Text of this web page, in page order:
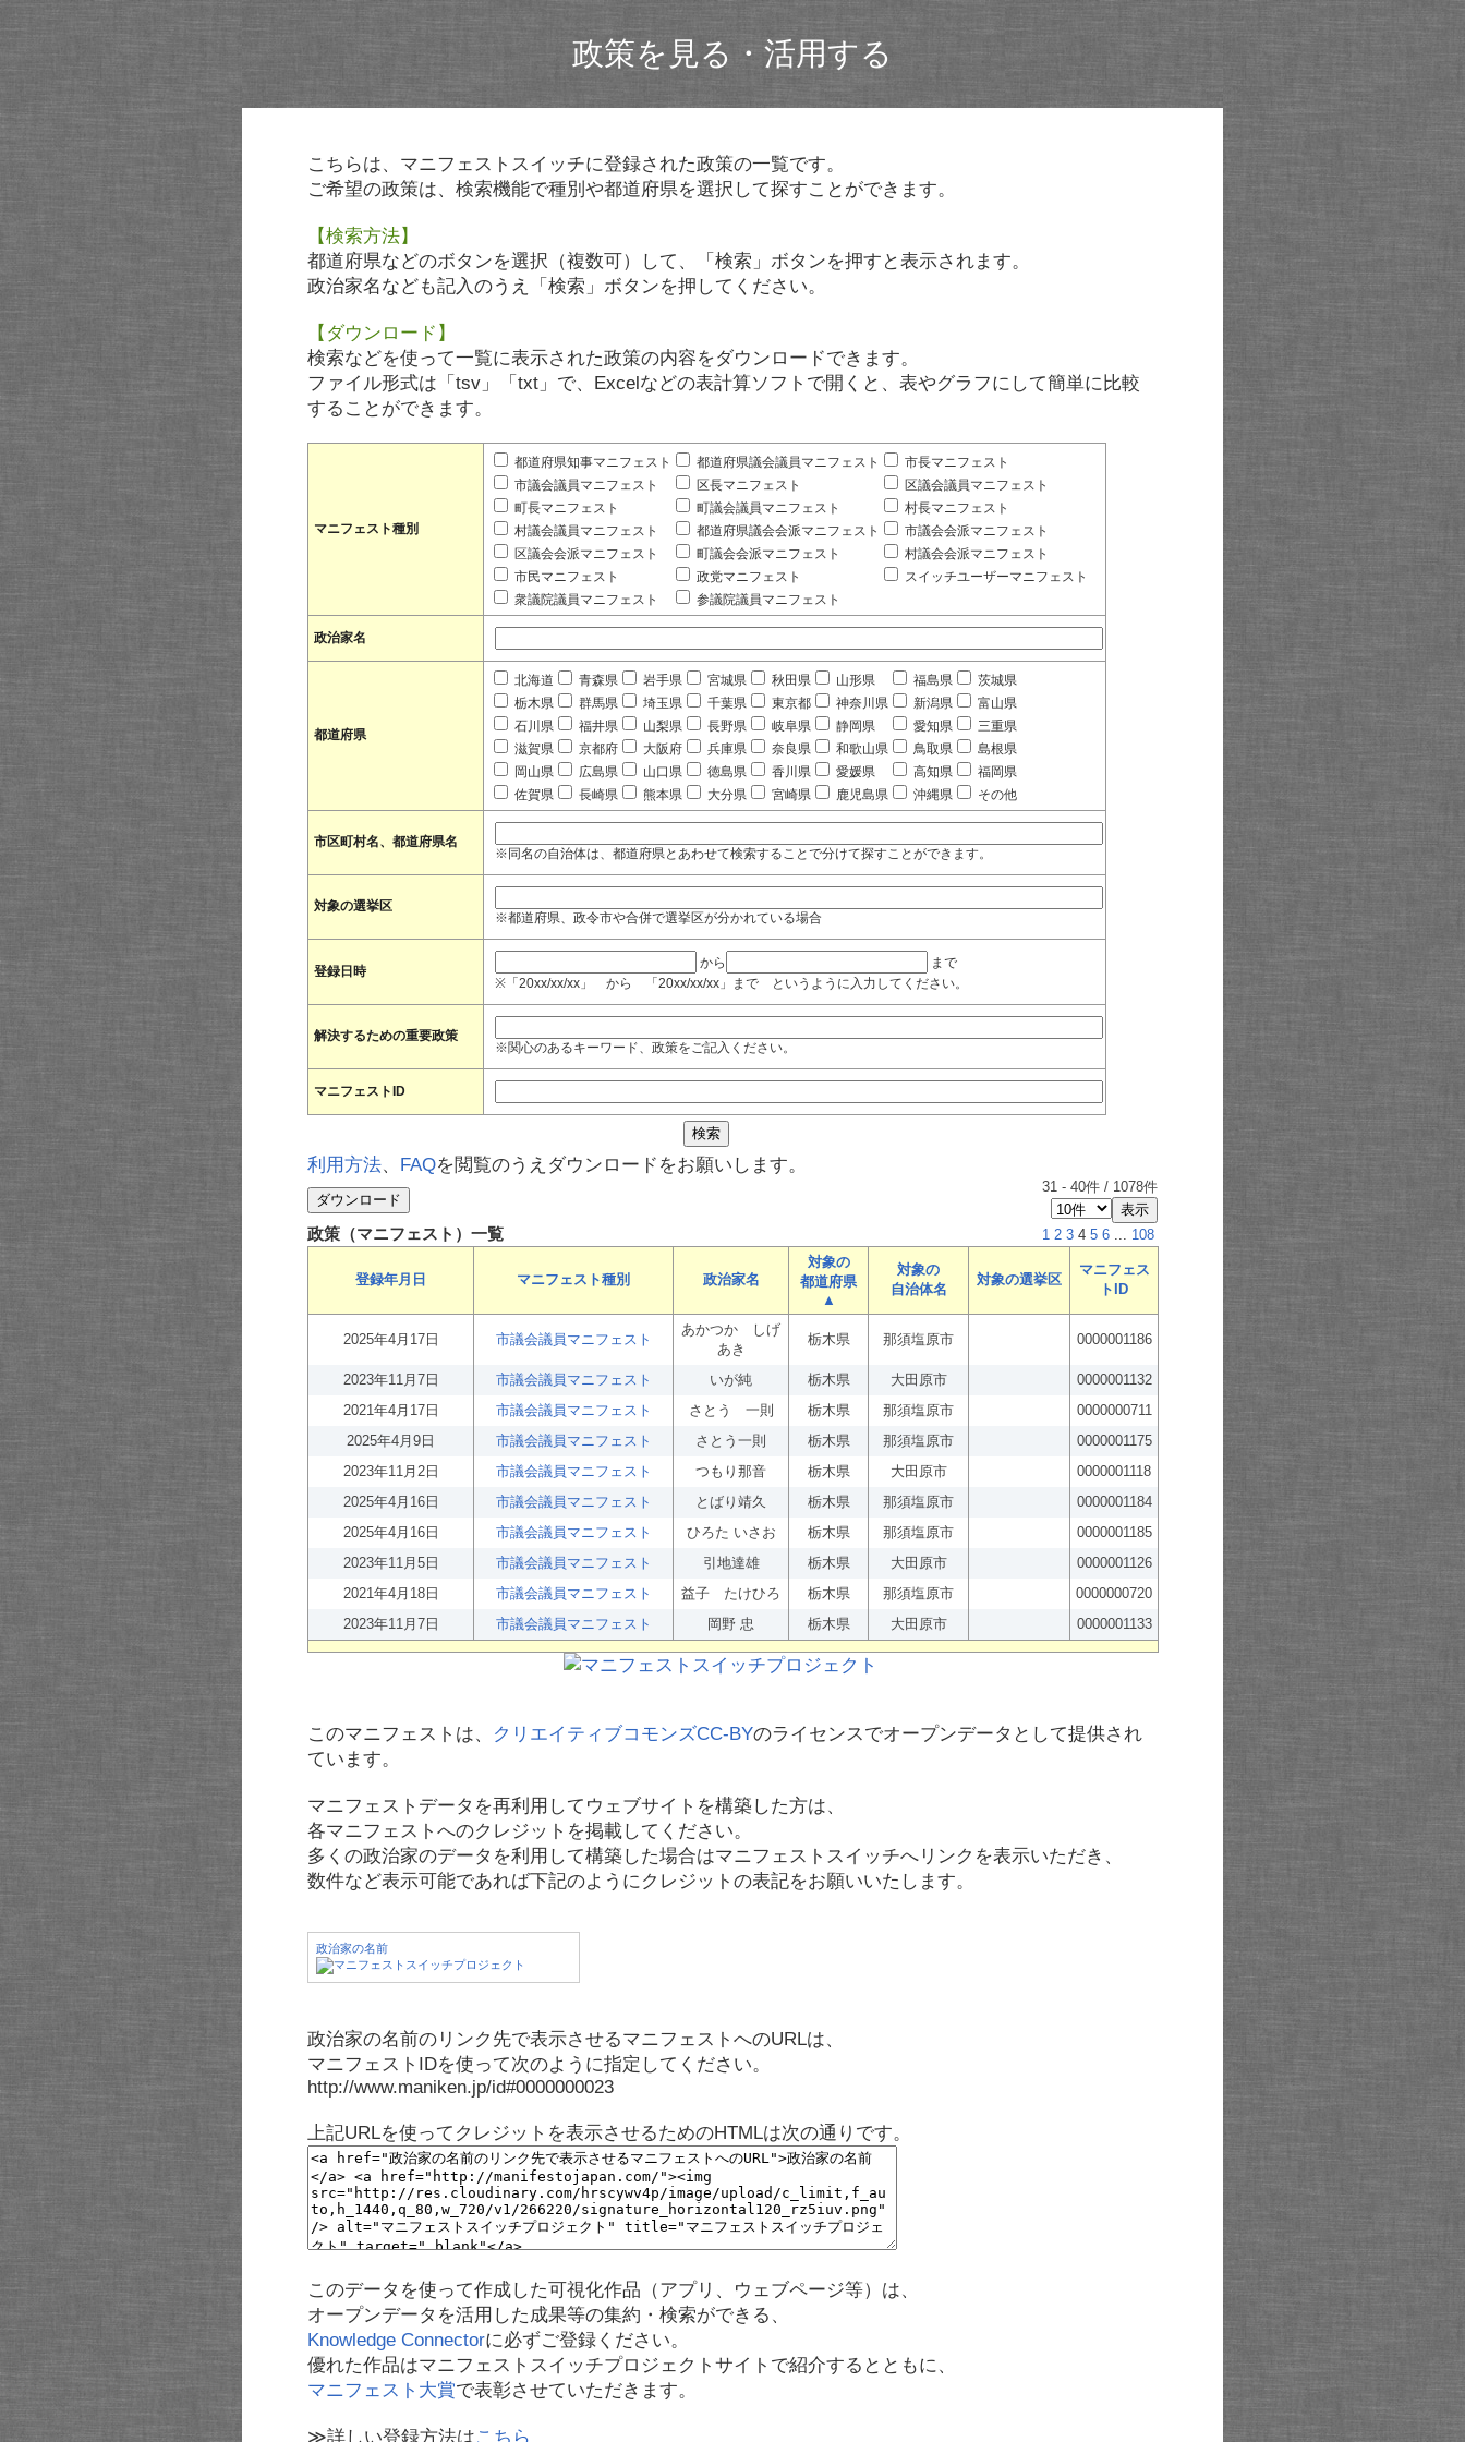
政策を見る・活用する
こちらは、マニフェストスイッチに登録された政策の一覧です。
ご希望の政策は、検索機能で種別や都道府県を選択して探すことができます。
【検索方法】
都道府県などのボタンを選択（複数可）して、「検索」ボタンを押すと表示されます。
政治家名なども記入のうえ「検索」ボタンを押してください。
【ダウンロード】
検索などを使って一覧に表示された政策の内容をダウンロードできます。
ファイル形式は「tsv」「txt」で、Excelなどの表計算ソフトで開くと、表やグラフにして簡単に比較
することができます。
マニフェスト種別
都道府県知事マニフェスト 都道府県議会議員マニフェスト
市長マニフェスト
市議会議員マニフェスト
区長マニフェスト
区議会議員マニフェスト
町長マニフェスト
町議会議員マニフェスト
村長マニフェスト
村議会議員マニフェスト
都道府県議会会派マニフェスト
市議会会派マニフェスト
区議会会派マニフェスト
町議会会派マニフェスト
村議会会派マニフェスト
市民マニフェスト
政党マニフェスト
スイッチユーザーマニフェスト
衆議院議員マニフェスト
参議院議員マニフェスト
政治家名
都道府県
北海道 青森県 岩手県 宮城県 秋田県 山形県 福島県
茨城県
栃木県
群馬県 埼玉県 千葉県 東京都 神奈川県 新潟県
富山県
石川県
福井県 山梨県 長野県 岐阜県 静岡県 愛知県
三重県
滋賀県
京都府 大阪府 兵庫県 奈良県 和歌山県 鳥取県
島根県
岡山県
広島県 山口県 徳島県 香川県 愛媛県 高知県
福岡県
佐賀県
長崎県 熊本県 大分県 宮崎県 鹿児島県 沖縄県 その他
市区町村名、都道府県名
※同名の自治体は、都道府県とあわせて検索することで分けて探すことができます。
対象の選挙区
※都道府県、政令市や合併で選挙区が分かれている場合
登録日時
から
まで
※「20xx/xx/xx」 から 「20xx/xx/xx」まで というように入力してください。
解決するための重要政策
※関心のあるキーワード、政策をご記入ください。
マニフェストID
利用方法、 FAQを閲覧のうえダウンロードをお願いします。
31 - 40件 / 1078件
政策（マニフェスト）一覧 1 2 3 4 5 6 ... 108
登録年月日 マニフェスト種別 政治家名
対象の
都道府県
▲
対象の
自治体名
対象の選挙区
マニフェス
トID
2025年4月17日 市議会議員マニフェスト
あかつか しげ
あき
栃木県 那須塩原市 0000001186
2023年11月7日 市議会議員マニフェスト いが純 栃木県 大田原市
0000001132
2021年4月17日
市議会議員マニフェスト さとう 一則 栃木県 那須塩原市
0000000711
2025年4月9日
市議会議員マニフェスト さとう一則 栃木県 那須塩原市
0000001175
2023年11月2日
市議会議員マニフェスト つもり那音 栃木県 大田原市
0000001118
2025年4月16日
市議会議員マニフェスト とばり靖久 栃木県 那須塩原市
0000001184
2025年4月16日
市議会議員マニフェスト ひろた いさお 栃木県 那須塩原市
0000001185
2023年11月5日
市議会議員マニフェスト 引地達雄 栃木県 大田原市
0000001126
2021年4月18日
市議会議員マニフェスト 益子 たけひろ 栃木県 那須塩原市
0000000720
2023年11月7日
市議会議員マニフェスト 岡野 忠 栃木県 大田原市 0000001133
このマニフェストは、 クリエイティブコモンズCC-BYのライセンスでオープンデータとして提供され
ています。
マニフェストデータを再利用してウェブサイトを構築した方は、
各マニフェストへのクレジットを掲載してください。
多くの政治家のデータを利用して構築した場合はマニフェストスイッチへリンクを表示いただき、
数件など表示可能であれば下記のようにクレジットの表記をお願いいたします。
政治家の名前
政治家の名前のリンク先で表示させるマニフェストへのURLは、
マニフェストIDを使って次のように指定してください。
http://www.maniken.jp/id#0000000023
上記URLを使ってクレジットを表示させるためのHTMLは次の通りです。
このデータを使って作成した可視化作品（アプリ、ウェブページ等）は、
オープンデータを活用した成果等の集約・検索ができる、
Knowledge Connectorに必ずご登録ください。
優れた作品はマニフェストスイッチプロジェクトサイトで紹介するとともに、
マニフェスト大賞で表彰させていただきます。
≫詳しい登録方法はこちら